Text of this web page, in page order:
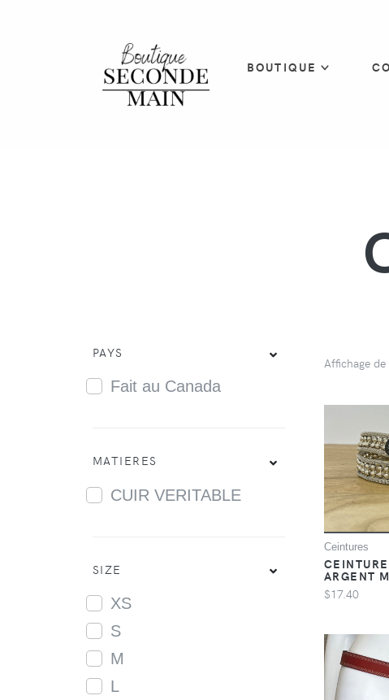
BOUTIQUE
PAYS
Fait au Canada
MATIERES
CUIR VERITABLE
SIZE
XS
S
M
L
Affichage de
Ceintures
ARGENT
$17.40